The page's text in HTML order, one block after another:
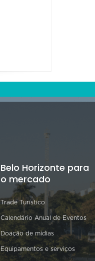
Belo Horizonte para
o mercado
Trade Turístico
Calendário Anual de Eventos
Doação de mídias
Equipamentos e serviços